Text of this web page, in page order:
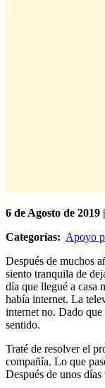
6 de Agosto de 2019
Categorías: Apoyo
Después de muchos
siento tranquila de
día que llegué a casa
había internet. La
internet no. Dado que
sentido.
Traté de resolver el
compañía. Lo que
Después de unos